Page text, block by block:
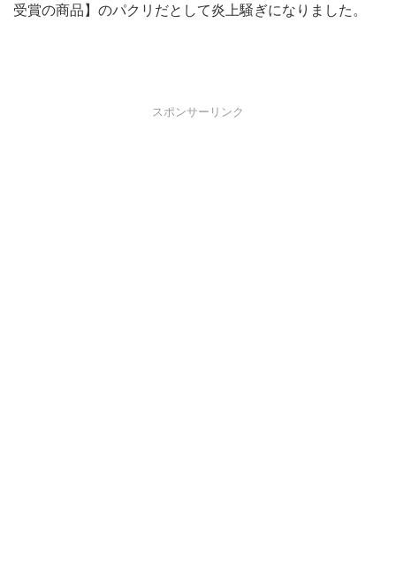
受賞の商品】のパクリだとして炎上騒ぎになりました。
スポンサーリンク